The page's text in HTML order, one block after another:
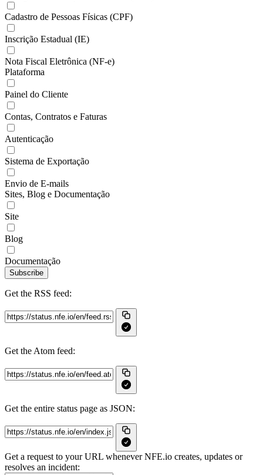
Cadastro de Pessoas Físicas (CPF)
Inscrição Estadual (IE)
Nota Fiscal Eletrônica (NF-e)
Plataforma
Painel do Cliente
Contas, Contratos e Faturas
Autenticação
Sistema de Exportação
Envio de E-mails
Sites, Blog e Documentação
Site
Blog
Documentação
Subscribe
Get the RSS feed:
Get the Atom feed:
Get the entire status page as JSON:
Get a request to your URL whenever NFE.io creates, updates or
resolves an incident: